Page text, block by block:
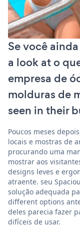
Se você
a look at o
empresa de
molduras de
seen in their
Poucos meses
locais e mostras de
procurando uma
mostrar aos
designs leves e
atraente. seu
solução adequada
different options
deles parecia fazer
difíceis de usar.